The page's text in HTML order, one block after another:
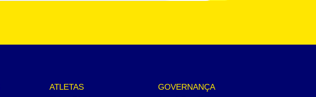
ATLETAS GOVERNANÇA